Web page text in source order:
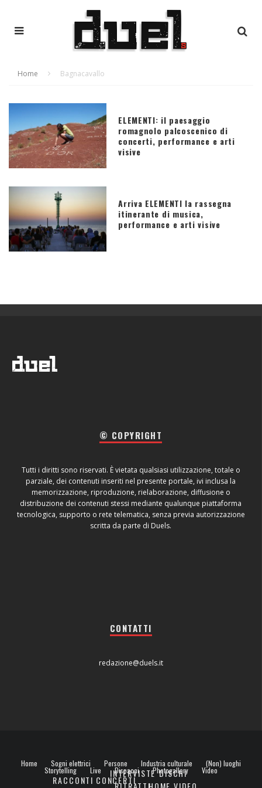
Home Bagnacavallo
ELEMENTI: il paesaggio
romagnolo palcoscenico di
concerti, performance e arti
visive
Arriva ELEMENTI la rassegna
itinerante di musica,
performance e arti visive
© COPYRIGHT
Tutti i diritti sono riservati. È vietata qualsiasi utilizzazione, totale o
parziale, dei contenuti inseriti nel presente portale, ivi inclusa la
memorizzazione, riproduzione, rielaborazione, diffusione o
distribuzione dei contenuti stessi mediante qualunque piattaforma
tecnologica, supporto o rete telematica, senza previa autorizzazione
scritta da parte di Duels.
CONTATTI
redazione@duels.it
Home Sogni elettrici Persone
INTERVISTE
Industria culturale
DISCHI
(Non) luoghi
Storytelling
RACCONTI
Live
CONCERTI
Dispacci Photogallery Video